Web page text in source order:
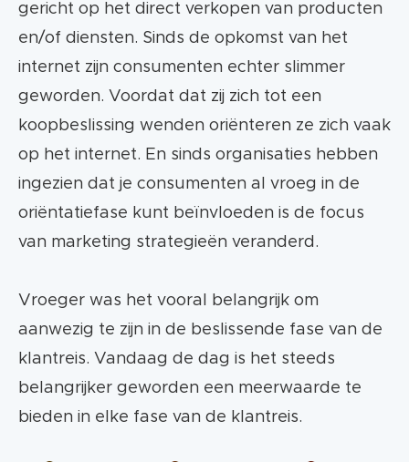
Inbound marketing maakt gebruik van de
opgebouwde relatie en richt zich meer op
conversie en verkoop.
Content marketing kan gezien worden als
een onderdeel van je inbound marketing
gericht op het direct verkopen van producten
en/of diensten. Sinds de opkomst van het
internet zijn consumenten echter slimmer
geworden. Voordat dat zij zich tot een
koopbeslissing wenden oriënteren ze zich vaak
op het internet. En sinds organisaties hebben
ingezien dat je consumenten al vroeg in de
oriëntatiefase kunt beïnvloeden is de focus
van marketing strategieën veranderd.
Vroeger was het vooral belangrijk om
aanwezig te zijn in de beslissende fase van de
klantreis. Vandaag de dag is het steeds
belangrijker geworden een meerwaarde te
bieden in elke fase van de klantreis.